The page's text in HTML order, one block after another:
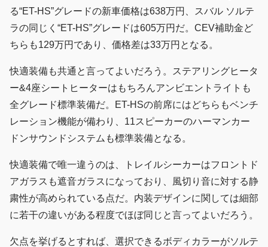
る“ET-HS”グレードの新車価格は638万円、スバル ソルテ
ラの同じく“ET-HS”グレードは605万円だ。CEV補助金ど
ちらも129万円であり、価格差は33万円となる。
快適装備も共通と言ってよいだろう。ステアリングヒータ
ー&4座シートヒーターはもちろんアンビエントライトも
全グレード標準装備だ。ET-HSの前席にはどちらもベンチ
レーション機能が備わり、11スピーカーのハーマンカー
ドンサウンドシステムも標準装備となる。
快適装備で唯一違うのは、トレイルシーカーはフロントド
アガラスも遮音ガラスになっており、風切り音に対する静
粛性が高められている点だ。内装デザインに関しては細部
に若干の違いがある程度でほぼ同じと言ってよいだろう。
欠点を挙げるとすれば、選択できるボディカラーがソルテ